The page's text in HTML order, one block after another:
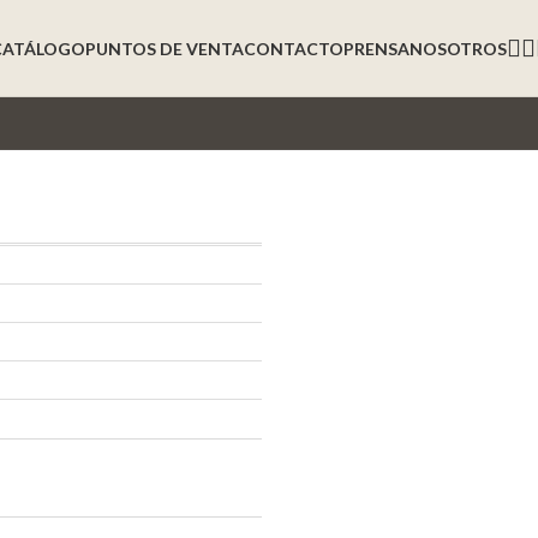
PUNTOS DE VENTACONTACTOPRENSANOSOTROS